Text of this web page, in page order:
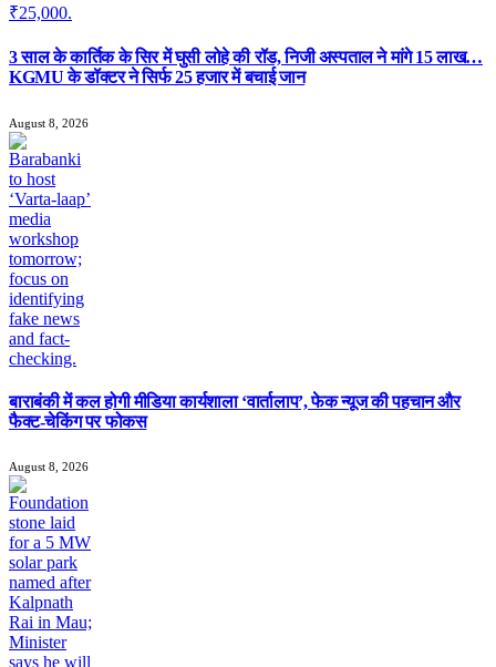
3 साल के कार्तिक के सिर में घुसी लोहे की रॉड, निजी अस्पताल ने मांगे 15 लाख…
KGMU के डॉक्टर ने सिर्फ 25 हजार में बचाई जान
August 8, 2026
बाराबंकी में कल होगी मीडिया कार्यशाला ‘वार्तालाप’, फेक न्यूज की पहचान और
फैक्ट-चेकिंग पर फोकस
August 8, 2026